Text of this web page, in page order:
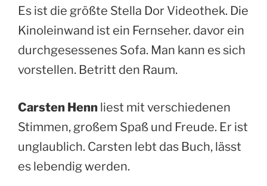
Es ist die größte Stella Dor Videothek. Die
Kinoleinwand ist ein Fernseher. davor ein
durchgesessenes Sofa. Man kann es sich
vorstellen. Betritt den Raum.
Carsten Henn liest mit verschiedenen
Stimmen, großem Spaß und Freude. Er ist
unglaublich. Carsten lebt das Buch, lässt
es lebendig werden.